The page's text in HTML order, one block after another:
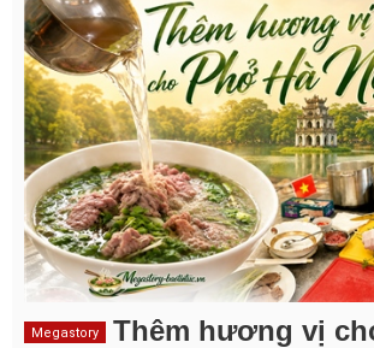
Megastory
Thêm hương vị